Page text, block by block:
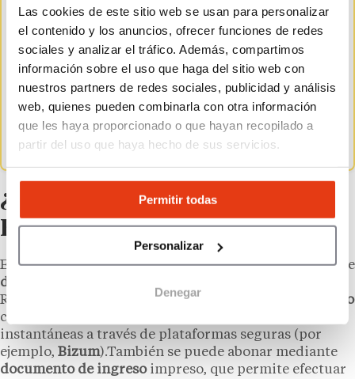
Las cookies de este sitio web se usan para personalizar
el contenido y los anuncios, ofrecer funciones de redes
sociales y analizar el tráfico. Además, compartimos
información sobre el uso que haga del sitio web con
nuestros partners de redes sociales, publicidad y análisis
web, quienes pueden combinarla con otra información
que les haya proporcionado o que hayan recopilado a
partir del uso que haya hecho de sus servicios.
Permitir todas
Personalizar
Denegar
15,6 millones de
contribuyentes
en toda España. A 30 de
diciembre, se había efectuado el
97,5 % de las
devoluciones solicitadas en número y el
95,5 %
en cantidad
. Se tramitaron
24,7 millones de
declaraciones
, un 2,4 % más
que en el año
previo. De estas, el 65 % resultó a devolver
¿Cómo hay que pagar a
Hacienda?
El pago de la cuota tributaria se puede hacer mediante
domiciliación bancaria
Referencia Completo (NRC),tarjeta de débito o crédito
con comercio electrónico seguro, y transferencias
instantáneas a través de plataformas seguras (por
ejemplo, Bizum).También se puede abonar mediante
documento de ingresoimpreso, que permite efectuar